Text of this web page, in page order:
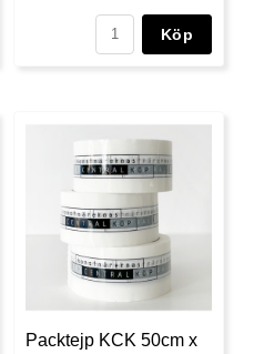
Köp
Packtejp KCK 50cm x